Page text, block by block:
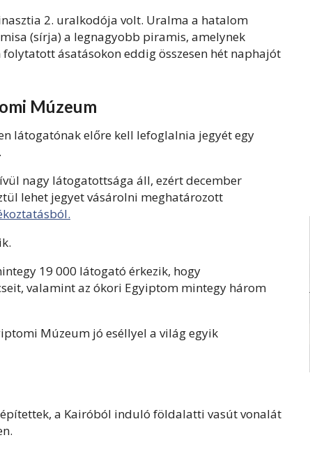
2. uralkodója volt. Uralma a hatalom
(sírja) a legnagyobb piramis, amelynek
ásatásokon eddig összesen hét naphajót
Múzeum
látogatónak előre kell lefoglalnia jegyét egy
nagy látogatottsága áll, ezért december
lehet jegyet vásárolni meghatározott
19 000 látogató érkezik, hogy
valamint az ókori Egyiptom mintegy három
Múzeum jó eséllyel a világ egyik
a Kairóból induló földalatti vasút vonalát